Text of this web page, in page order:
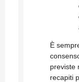
È
previste
recapiti